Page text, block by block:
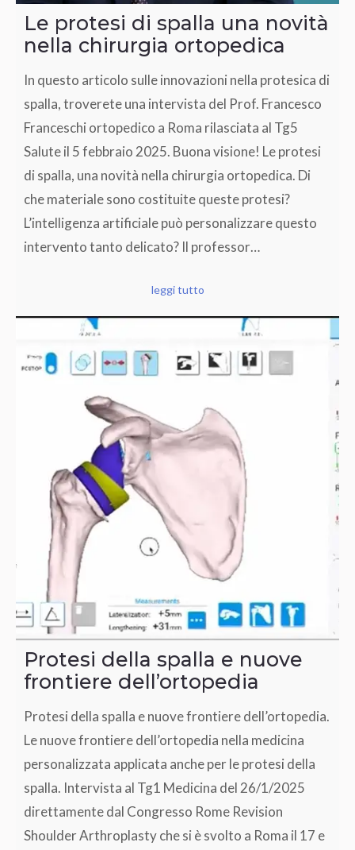
Le protesi di spalla una novità
nella chirurgia ortopedica
In questo articolo sulle innovazioni nella protesica di
spalla, troverete una intervista del Prof. Francesco
Franceschi ortopedico a Roma rilasciata al Tg5
Salute il 5 febbraio 2025. Buona visione! Le protesi
di spalla, una novità nella chirurgia ortopedica. Di
che materiale sono costituite queste protesi?
L’intelligenza artificiale può personalizzare questo
intervento tanto delicato? Il professor…
leggi tutto
Protesi della spalla e nuove
frontiere dell’ortopedia
Protesi della spalla e nuove frontiere dell’ortopedia.
Le nuove frontiere dell’ortopedia nella medicina
personalizzata applicata anche per le protesi della
spalla. Intervista al Tg1 Medicina del 26/1/2025
direttamente dal Congresso Rome Revision
Shoulder Arthroplasty che si è svolto a Roma il 17 e